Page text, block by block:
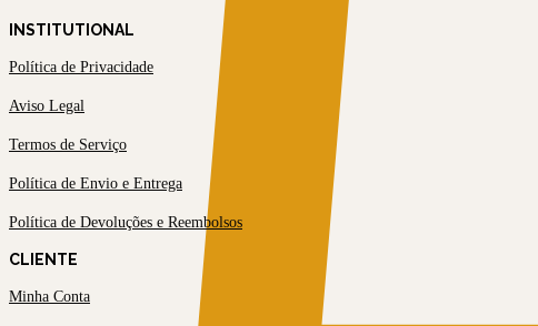
INSTITUTIONAL
Política de Privacidade
Aviso Legal
Termos de Serviço
Política de Envio e Entrega
Política de Devoluções e Reembolsos
CLIENTE
Minha Conta